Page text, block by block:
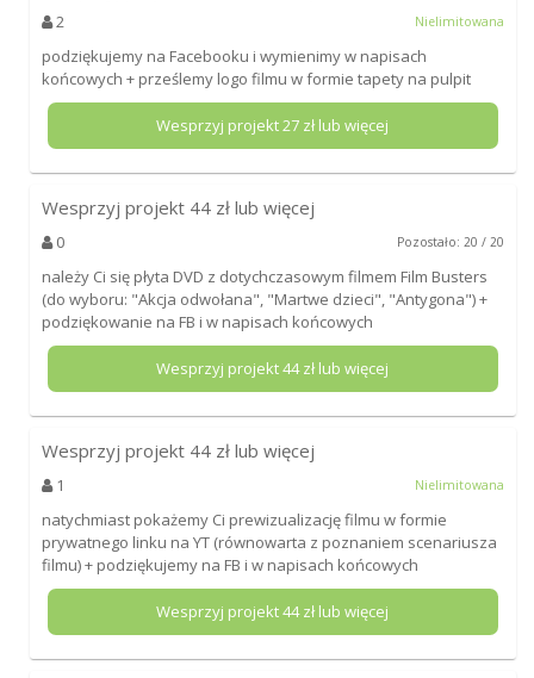
2 Nielimitowana
podziękujemy na Facebooku i wymienimy w napisach
końcowych + prześlemy logo filmu w formie tapety na pulpit
Wesprzyj projekt27 zł lub więcej
Wesprzyj projekt 44zł lub więcej
0 Pozostało: 20 / 20
należy Ci się płyta DVD z dotychczasowym filmem Film Busters
(do wyboru: "Akcja odwołana", "Martwe dzieci", "Antygona") +
podziękowanie na FB i w napisach końcowych
Wesprzyj projekt44zł lub więcej
Wesprzyj projekt 44zł lub więcej
1 Nielimitowana
natychmiast pokażemy Ci prewizualizację filmu w formie
prywatnego linku na YT (równowarta z poznaniem scenariusza
filmu) + podziękujemy na FB i w napisach końcowych
Wesprzyj projekt44zł lub więcej